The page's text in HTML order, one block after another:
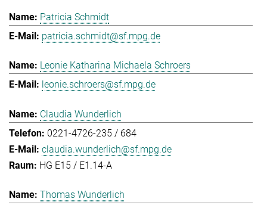
Patricia Schmidt
patricia.schmidt@sf.mpg.de
Leonie Katharina Michaela Schroers
leonie.schroers@sf.mpg.de
Claudia Wunderlich
0221-4726-235 / 684
claudia.wunderlich@sf.mpg.de
HG E15 / E1.14-A
Thomas Wunderlich